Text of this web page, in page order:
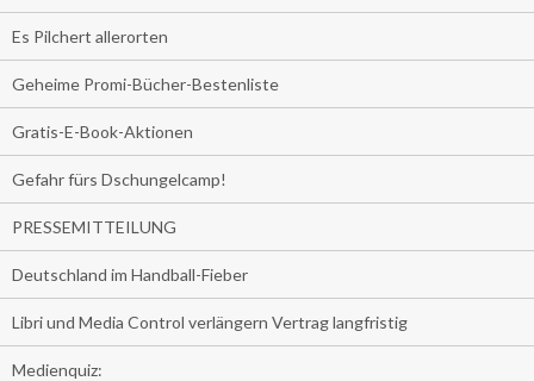
Es Pilchert allerorten
Geheime Promi-Bücher-Bestenliste
Gratis-E-Book-Aktionen
Gefahr fürs Dschungelcamp!
PRESSEMITTEILUNG
Deutschland im Handball-Fieber
Libri und Media Control verlängern Vertrag langfristig
Medienquiz: